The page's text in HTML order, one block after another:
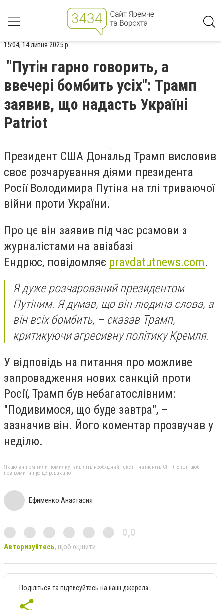
15:04, 14 липня 2025 р.
"Путін гарно говорить, а
ввечері бомбить усіх": Трамп
заявив, що надасть Україні
Patriot
Президент США Дональд Трамп висловив
своє розчарування діями президента
Росії Володимира Путіна на тлі триваючої
війни проти України.
Про це він заявив під час розмови з
журналістами на авіабазі
Ендрюс, повідомляє pravdatutnews.com.
Я дуже розчарований президентом
Путіним. Я думав, що він людина слова, а
він всіх бомбить, – сказав Трамп,
критикуючи агресивну політику Кремля.
У відповідь на питання про можливе
запровадження нових санкцій проти
Росії, Трамп був небагатослівним:
"Подивимося, що буде завтра", –
зазначив він. Його коментар прозвучав у
неділю.
Якщо ви помітили помилку, виділіть необхідний текст і натисніть Ctrl + Enter, щоб
повідомити про це редакцію
Ефименко Анастасия
0,0
Авторизуйтесь, щоб оцінити
Поділіться та підписуйтесь на наші джерела